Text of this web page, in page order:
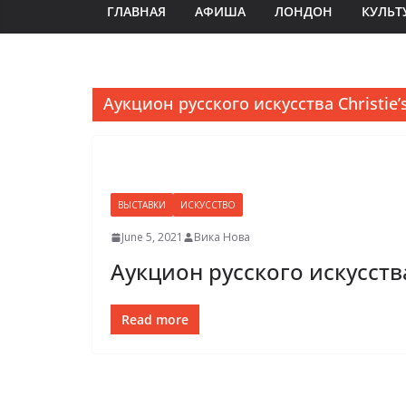
ГЛАВНАЯ АФИША ЛОНДОН
Аукцион русского искусства
ВЫСТАВКИ ИСКУССТВО
June 5, 2021 Вика Нова
Аукцион русского
Read more